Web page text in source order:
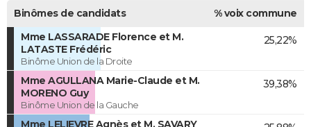
Binômes de candidats
% voix commune
Mme LASSARADE Florence et M.
LATASTE Frédéric
Binôme Union de la Droite
25,22%
Mme AGULLANA Marie-Claude et M.
MORENO Guy
Binôme Union de la Gauche
39,38%
Mme LELIEVRE Agnès et M. SAVARY